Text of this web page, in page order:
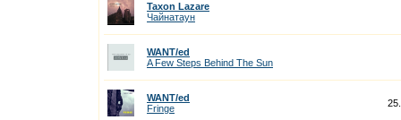
Taxon Lazare
Чайнатаун
WANT/ed
A Few Steps Behind The Sun
WANT/ed
Fringe